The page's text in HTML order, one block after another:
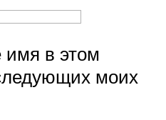
в этом
моих